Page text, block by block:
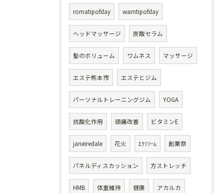
romatipofday wamtipofday
ヘッドマッサージ 炭酸セラム
髪のボリューム ワムネス マッサージ
エステ熊本市 エステとジム
パーソナルトレーニングジム YOGA
抗酸化作用 頭痛改善 ビタミンE
janeiredale 花火 ｴｸｿｿｰﾑ 創業祭
パネルディスカッション 方ストレッチ
HMB 体重維持 健康 アカルカ